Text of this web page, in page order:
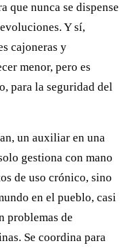
que nunca se dispense
Y sí,
cajoneras y
menor, pero es
para la seguridad del
un auxiliar en una
gestiona con mano
de uso crónico, sino
en el pueblo, casi
problemas de
Se coordina para